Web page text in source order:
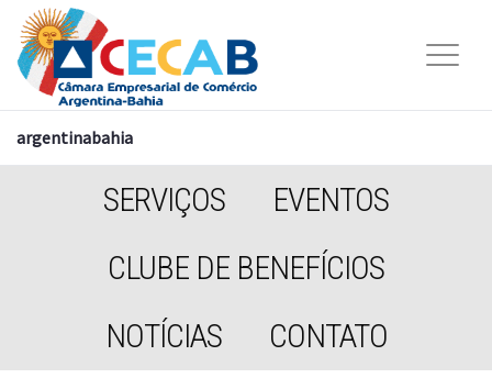
argentinabahia
SERVIÇOS
EVENTOS
CLUBE DE BENEFÍCIOS
NOTÍCIAS
CONTATO